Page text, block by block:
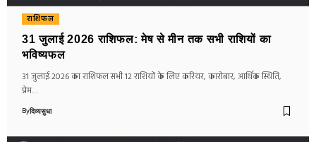
राशिफल
31 जुलाई 2026 राशिफल: मेष से मीन तक सभी राशियों का
भविष्यफल
31 जुलाई 2026 का राशिफल सभी 12 राशियों के लिए करियर, कारोबार, आर्थिक स्थिति,
प्रेम…
Byदिव्यसुधा